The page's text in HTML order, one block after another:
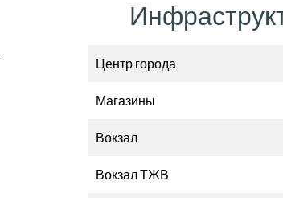
Центр города
Магазины
Вокзал
Вокзал ТЖВ